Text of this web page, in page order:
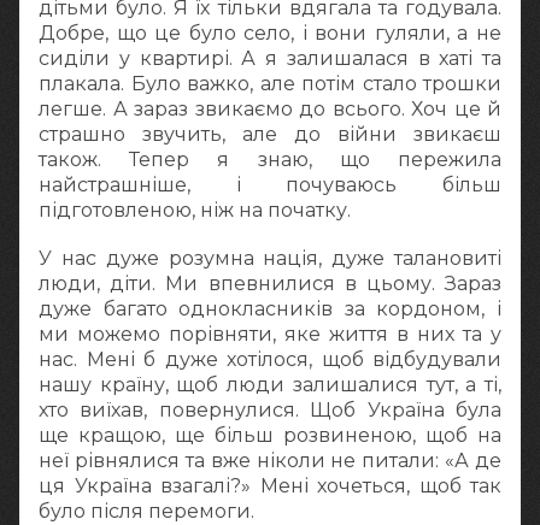
дітьми було. Я їх тільки вдягала та годувала.
Добре, що це було село, і вони гуляли, а не
сиділи у квартирі. А я залишалася в хаті та
плакала. Було важко, але потім стало трошки
легше. А зараз звикаємо до всього. Хоч це й
страшно звучить, але до війни звикаєш
також. Тепер я знаю, що пережила
найстрашніше, і почуваюсь більш
підготовленою, ніж на початку.
У нас дуже розумна нація, дуже талановиті
люди, діти. Ми впевнилися в цьому. Зараз
дуже багато однокласників за кордоном, і
ми можемо порівняти, яке життя в них та у
нас. Мені б дуже хотілося, щоб відбудували
нашу країну, щоб люди залишалися тут, а ті,
хто виїхав, повернулися. Щоб Україна була
ще кращою, ще більш розвиненою, щоб на
неї рівнялися та вже ніколи не питали: «А де
ця Україна взагалі?» Мені хочеться, щоб так
було після перемоги.